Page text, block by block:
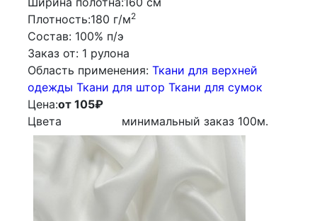
Плотность:180 г/м2
Состав: 100% п/э
Заказ от: 1 рулона
Облаcть применения: Ткани для верхней
одежды Ткани для штор Ткани для сумок
Цена:от 105₽
Цвета
минимальный заказ 100м.